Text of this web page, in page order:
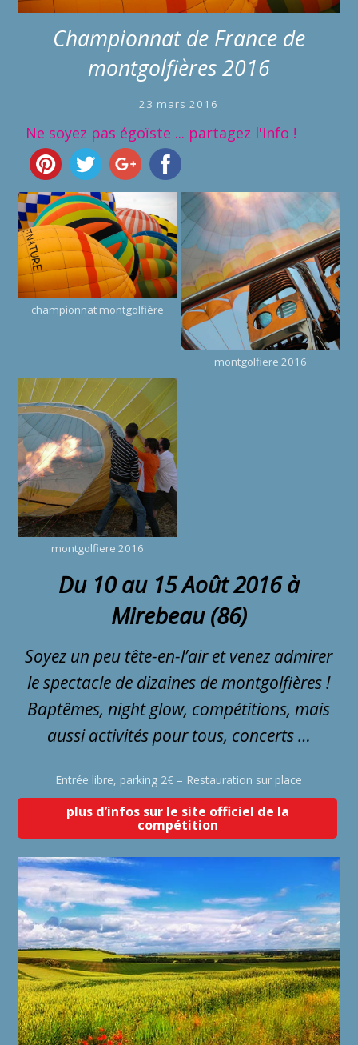
Championnat de France de
montgolfières 2016
23 mars 2016
Ne soyez pas égoïste ... partagez l'info !
championnat montgolfière
montgolfiere 2016
montgolfiere 2016
Du 10 au 15 Août 2016 à
Mirebeau (86)
Soyez un peu tête-en-l’air et venez admirer
le spectacle de dizaines de montgolfières !
Baptêmes, night glow, compétitions, mais
aussi activités pour tous, concerts …
Entrée libre, parking 2€ – Restauration sur place
plus d’infos sur le site officiel de la
compétition